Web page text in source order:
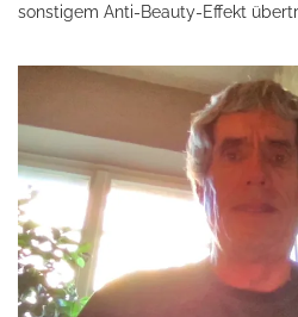
sonstigem Anti-Beauty-Effekt